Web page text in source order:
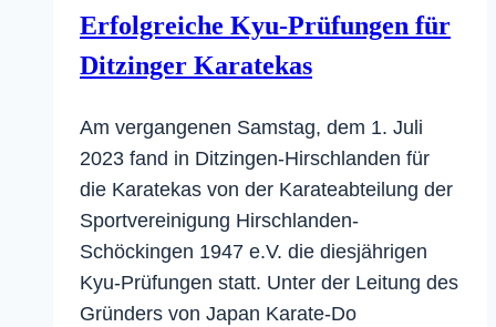
Erfolgreiche Kyu-Prüfungen für
Ditzinger Karatekas
Am vergangenen Samstag, dem 1. Juli
2023 fand in Ditzingen-Hirschlanden für
die Karatekas von der Karateabteilung der
Sportvereinigung Hirschlanden-
Schöckingen 1947 e.V. die diesjährigen
Kyu-Prüfungen statt. Unter der Leitung des
Gründers von Japan Karate-Do